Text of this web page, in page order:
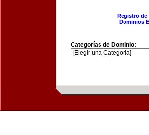
Registro de
Dominios
Categorías de Dominio: